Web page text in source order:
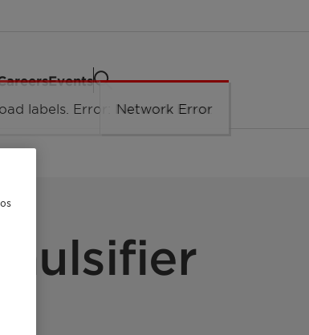
Events
labels. Error: Network Error.
Network Error